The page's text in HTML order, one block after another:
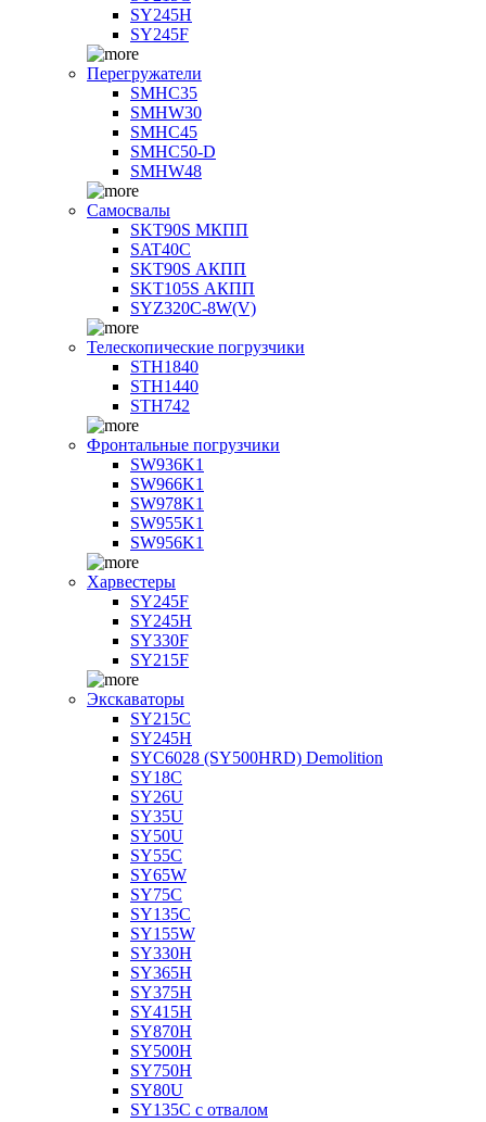
SY245H
SY245F
Перегружатели
SMHC35
SMHW30
SMHC45
SMHC50-D
SMHW48
Самосвалы
SKT90S МКПП
SAT40C
SKT90S АКПП
SKT105S АКПП
SYZ320C-8W(V)
Телескопические погрузчики
STH1840
STH1440
STH742
Фронтальные погрузчики
SW936K1
SW966K1
SW978K1
SW955K1
SW956K1
Харвестеры
SY245F
SY245H
SY330F
SY215F
Экскаваторы
SY215C
SY245H
SYC6028 (SY500HRD) Demolition
SY18C
SY26U
SY35U
SY50U
SY55C
SY65W
SY75C
SY135C
SY155W
SY330H
SY365H
SY375H
SY415H
SY870H
SY500H
SY750H
SY80U
SY135C с отвалом